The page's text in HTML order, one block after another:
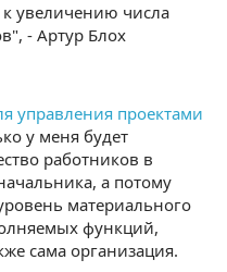
к увеличению числа
- Артур Блох
управления проектами
у меня будет
работников в
а потому
материального
функций,
сама организация.